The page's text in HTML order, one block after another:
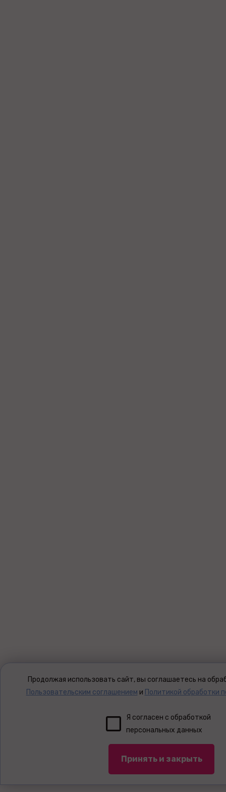
Продолжая использовать сайт, вы соглашаетесь на
Пользовательским соглашением и Политикой обработки
Я согласен с обработкой
персональных данных
Принять и закрыть